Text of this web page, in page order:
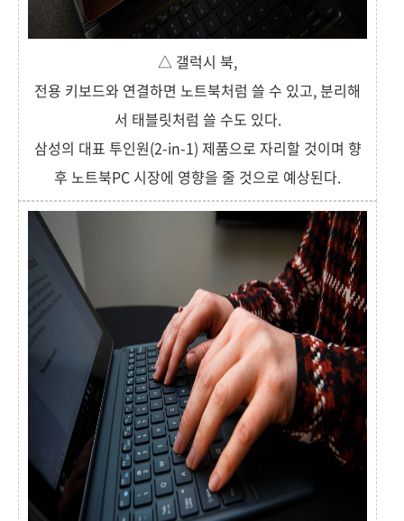
△ 갤럭시 북,
전용 키보드와 연결하면 노트북처럼 쓸 수 있고, 분리해
서 태블릿처럼 쓸 수도 있다.
삼성의 대표 투인원(2-in-1) 제품으로 자리할 것이며 향
후 노트북PC 시장에 영향을 줄 것으로 예상된다.